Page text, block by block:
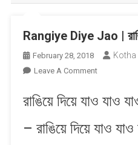
Rangiye Diye Jao |
February 28, 2018 Kotha
Leave A CommentOn
Diye
|
রাঙিয়ে দিয়ে যাও যাও
– রাঙিয়ে দিয়ে যাও